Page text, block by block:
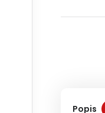
Popis